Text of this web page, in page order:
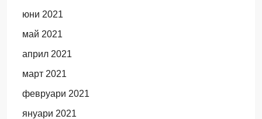
юни 2021
май 2021
април 2021
март 2021
февруари 2021
януари 2021